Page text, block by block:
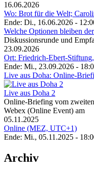
16.06.2026
Wo: Brot für die Welt;
Ende: Di., 16.06.2026 -
Welche Optionen bleiben
Diskussionsrunde und
23.09.2026
Ort: Friedrich-Ebert-
Ende: Mi., 23.09.2026 -
Live aus Doha: Online-
Live aus Doha 2
Online-Briefing vom
Webex (Online Event) am
05.11.2025
Online (MEZ, UTC+1)
Ende: Mi., 05.11.2025 -
Archiv